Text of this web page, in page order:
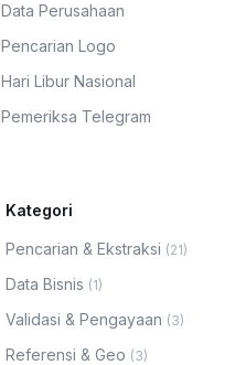
Data Perusahaan
Pencarian Logo
Hari Libur Nasional
Pemeriksa Telegram
Kategori
Pencarian & Ekstraksi (21)
Data Bisnis (1)
Validasi & Pengayaan (3)
Referensi & Geo (3)